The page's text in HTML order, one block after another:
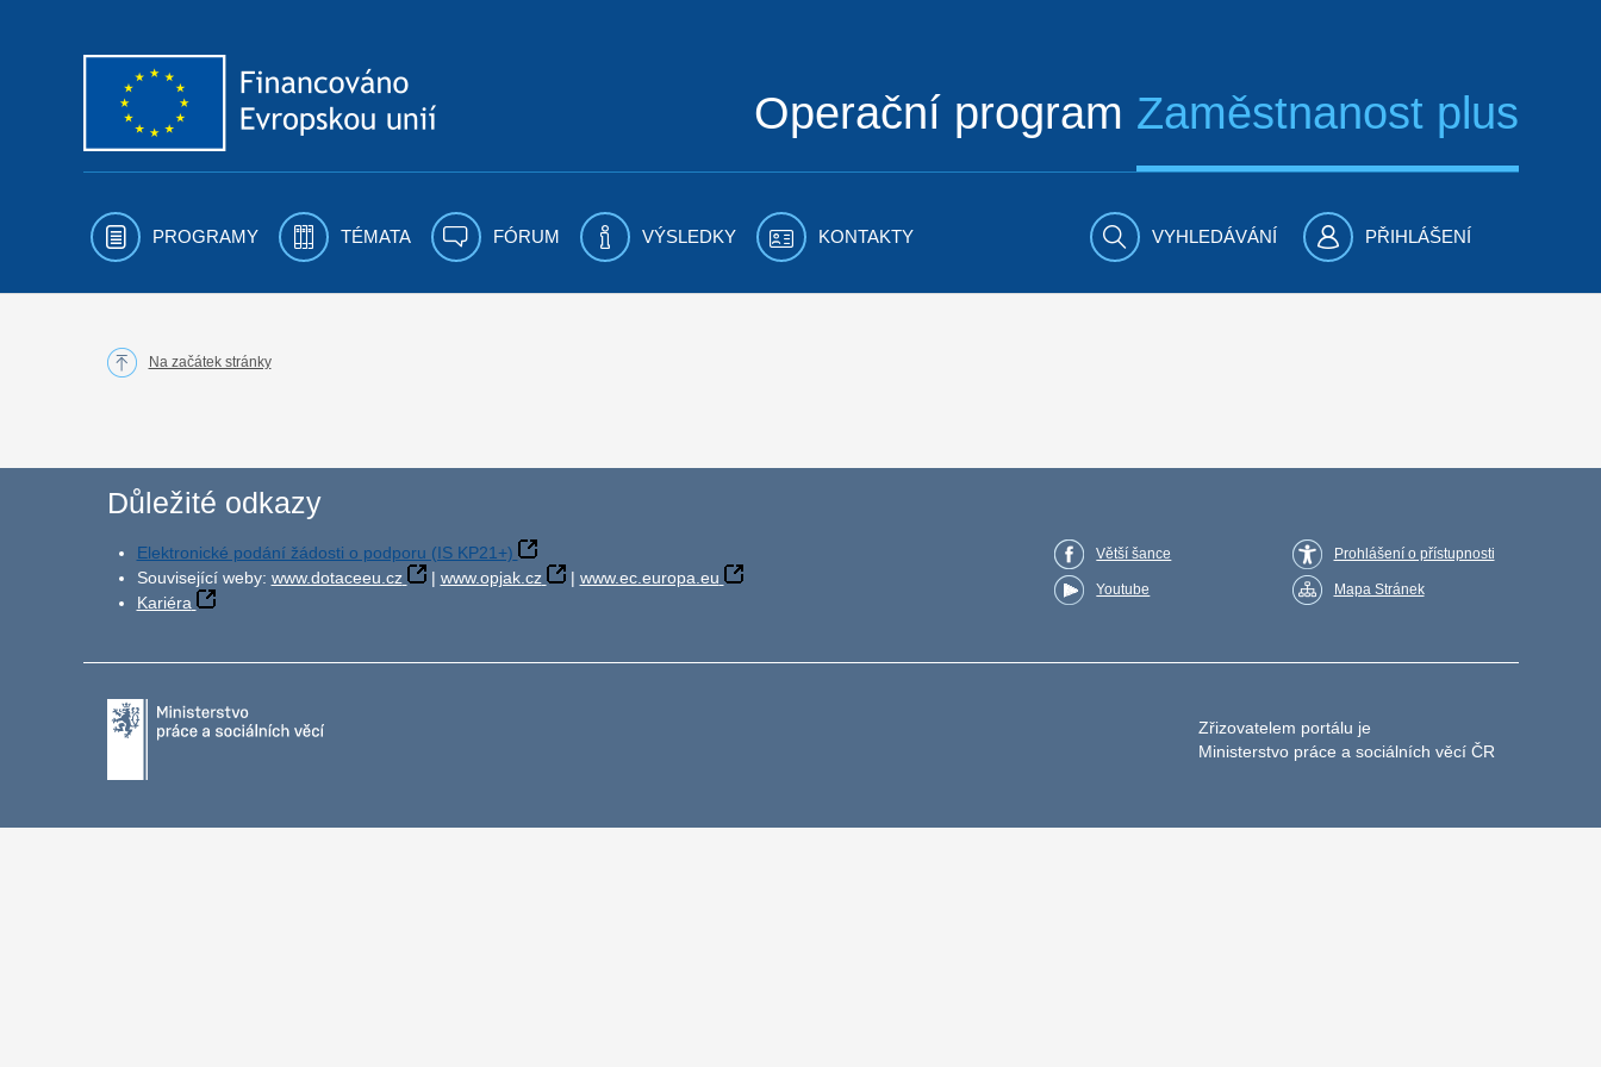
Operační program Zaměstnanost plus
PROGRAMY TÉMATA FÓRUM VÝSLEDKY KONTAKTY VYHLEDÁVÁNÍ PŘIHLÁŠENÍ
Na začátek stránky
Důležité odkazy
Elektronické podání žádosti o podporu (IS KP21+)
Související weby: www.dotaceeu.cz | www.opjak.cz | www.ec.europa.eu
Kariéra
Větší šance
Youtube
Prohlášení o přístupnosti
Mapa Stránek
Zřizovatelem portálu je
Ministerstvo práce a sociálních věcí ČR